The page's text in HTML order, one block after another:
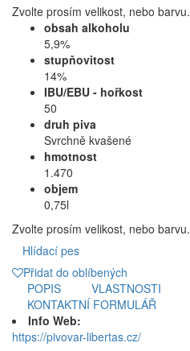
Zvolte prosím velikost, nebo barvu.
obsah alkoholu
5,9%
stupňovitost
14%
IBU/EBU - hořkost
50
druh piva
Svrchně kvašené
hmotnost
1.470
objem
0,75l
Zvolte prosím velikost, nebo barvu.
Hlídací pes
Přidat do oblíbených
POPIS
VLASTNOSTI
KONTAKTNÍ FORMULÁŘ
Info Web:
https://pivovar-libertas.cz/